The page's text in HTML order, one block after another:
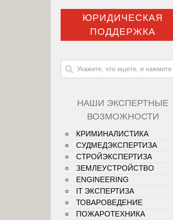
ЮРИДИЧЕСКАЯ
ПОДДЕРЖКА
НАШИ ЭКСПЕРТНЫЕ
ВОЗМОЖНОСТИ
КРИМИНАЛИСТИКА
СУДМЕДЭКСПЕРТИЗА
СТРОЙЭКСПЕРТИЗА
ЗЕМЛЕУСТРОЙСТВО
ENGINEERING
IT ЭКСПЕРТИЗА
ТОВАРОВЕДЕНИЕ
ПОЖАРОТЕХНИКА